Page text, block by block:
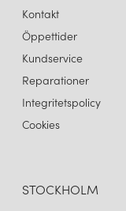
Kontakt
Öppettider
Kundservice
Reparationer
Integritetspolicy
Cookies
STOCKHOLM